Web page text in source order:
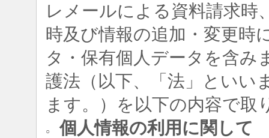
レメールによる資料請求時
時及び情報の追加・変更時
タ・保有個人データを含み
護法（以下、「法」といい
ます。）を以下の内容で取
○ 個人情報の利用に関して